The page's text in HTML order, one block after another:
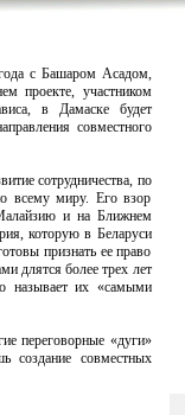
с Башаром Асадом,
проекте, участником
в Дамаске будет
совместного
сотрудничества, по
всему миру. Его взор
и на Ближнем
которую в Беларуси
признать ее право
длятся более трех лет
называет их «самыми
переговорные «дуги»
создание совместных